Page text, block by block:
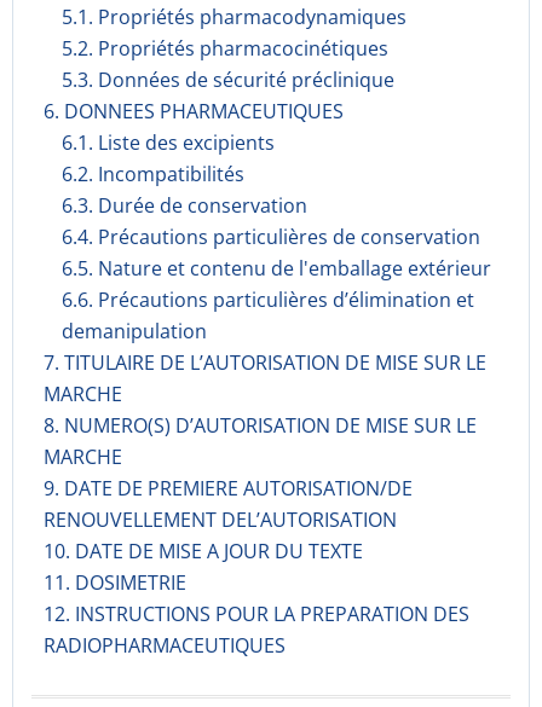
5.1. Propriétés pharmacodynami­ques
5.2. Propriétés pharmacocinéti­ques
5.3. Données de sécurité préclinique
6. DONNEES PHARMACEUTIQUES
6.1. Liste des excipients
6.2. Incompati­bilités
6.3. Durée de conservation
6.4. Précautions particulières de conservation
6.5. Nature et contenu de l'emballage extérieur
6.6. Précautions particulières d’élimination et
demanipulation
7. TITULAIRE DE L’AUTORISATION DE MISE SUR LE
MARCHE
8. NUMERO(S) D’AUTORISATION DE MISE SUR LE
MARCHE
9. DATE DE PREMIERE AUTORISATION/DE
RENOUVELLEMENT DEL’AUTORISATION
10. DATE DE MISE A JOUR DU TEXTE
11. DOSIMETRIE
12. INSTRUCTIONS POUR LA PREPARATION DES
RADIOPHARMACE­UTIQUES